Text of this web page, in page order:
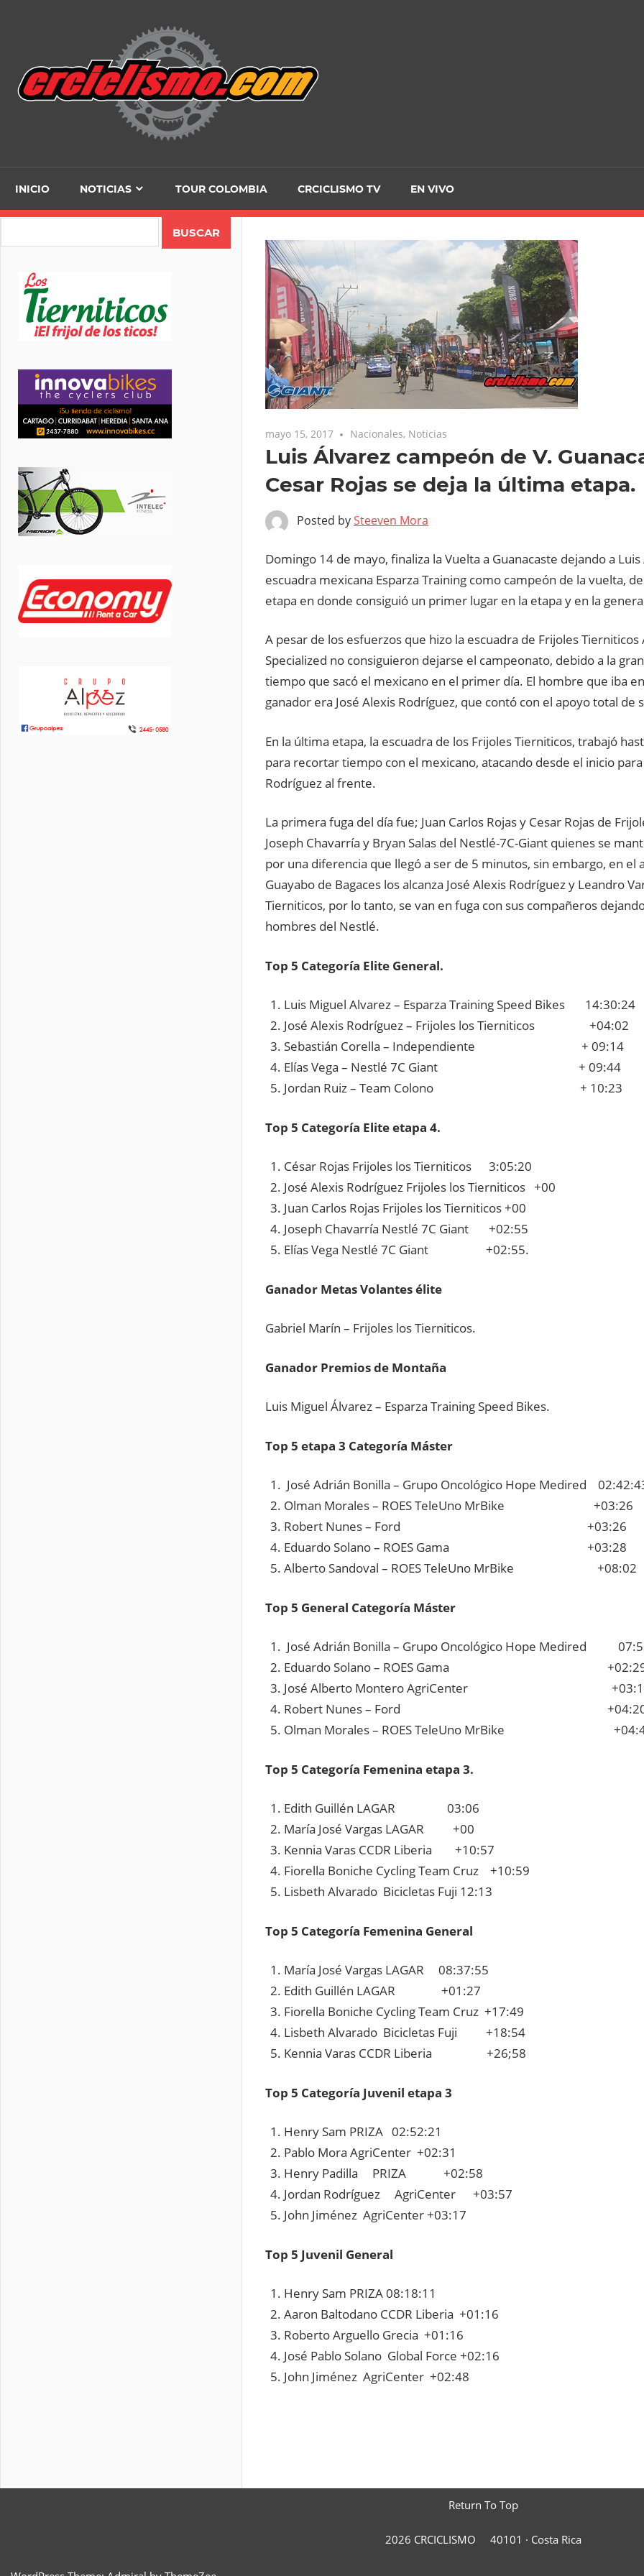
INICIO NOTICIAS TOUR COLOMBIA CRCICLISMO TV EN VIVO
mayo 15, 2017 Nacionales, Noticias
Luis Álvarez campeón de V.
Cesar Rojas se deja la última etapa.
Posted bySteeven Mora
Domingo 14 de mayo, finaliza la Vuelta a Guanacaste dejando a
escuadra mexicana Esparza Training como campeón de la vuelta,
etapa en donde consiguió un primer lugar en la etapa y en la
A pesar de los esfuerzos que hizo la escuadra de Frijoles Tierniticos
Specialized no consiguieron dejarse el campeonato, debido a la
tiempo que sacó el mexicano en el primer día. El hombre que iba
ganador era José Alexis Rodríguez, que contó con el apoyo total de
En la última etapa, la escuadra de los Frijoles Tierniticos, trabajó
para recortar tiempo con el mexicano, atacando desde el inicio
Rodríguez al frente.
La primera fuga del día fue; Juan Carlos Rojas y Cesar Rojas de
Joseph Chavarría y Bryan Salas del Nestlé-7C-Giant quienes se
por una diferencia que llegó a ser de 5 minutos, sin embargo, en el
Guayabo de Bagaces los alcanza José Alexis Rodríguez y Leandro
Tierniticos, por lo tanto, se van en fuga con sus compañeros
hombres del Nestlé.
Top 5 Categoría Elite General.
Luis Miguel Alvarez – Esparza Training Speed Bikes 14:30:24
José Alexis Rodríguez – Frijoles los Tierniticos +04:02
Sebastián Corella – Independiente + 09:14
Elías Vega – Nestlé 7C Giant + 09:44
Jordan Ruiz – Team Colono + 10:23
Top 5 Categoría Elite etapa 4.
César Rojas Frijoles los Tierniticos 3:05:20
José Alexis Rodríguez Frijoles los Tierniticos +00
Juan Carlos Rojas Frijoles los Tierniticos +00
Joseph Chavarría Nestlé 7C Giant +02:55
Elías Vega Nestlé 7C Giant +02:55.
Ganador Metas Volantes élite
Gabriel Marín – Frijoles los Tierniticos.
Ganador Premios de Montaña
Luis Miguel Álvarez – Esparza Training Speed Bikes.
Top 5 etapa 3 Categoría Máster
José Adrián Bonilla – Grupo Oncológico Hope Medired
Olman Morales – ROES TeleUno MrBike +03:26
Robert Nunes – Ford +03:26
Eduardo Solano – ROES Gama +03:28
Alberto Sandoval – ROES TeleUno MrBike +08:02
Top 5 General Categoría Máster
José Adrián Bonilla – Grupo Oncológico Hope Medired
Eduardo Solano – ROES Gama
José Alberto Montero AgriCenter
Robert Nunes – Ford
Olman Morales – ROES TeleUno MrBike
Top 5 Categoría Femenina etapa 3.
Edith Guillén LAGAR 03:06
María José Vargas LAGAR +00
Kennia Varas CCDR Liberia +10:57
Fiorella Boniche Cycling Team Cruz +10:59
Lisbeth Alvarado Bicicletas Fuji 12:13
Top 5 Categoría Femenina General
María José Vargas LAGAR 08:37:55
Edith Guillén LAGAR +01:27
Fiorella Boniche Cycling Team Cruz +17:49
Lisbeth Alvarado Bicicletas Fuji +18:54
Kennia Varas CCDR Liberia +26;58
Top 5 Categoría Juvenil etapa 3
Henry Sam PRIZA 02:52:21
Pablo Mora AgriCenter +02:31
Henry Padilla PRIZA +02:58
Jordan Rodríguez AgriCenter +03:57
John Jiménez AgriCenter +03:17
Top 5 Juvenil General
Henry Sam PRIZA 08:18:11
Aaron Baltodano CCDR Liberia +01:16
Roberto Arguello Grecia +01:16
José Pablo Solano Global Force +02:16
John Jiménez AgriCenter +02:48
Return To Top
2026 CRCICLISMO 40101 · Costa Rica